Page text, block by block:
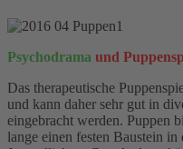
Psychodrama und
Das therapeutische
und kann daher sehr gut in
eingebracht werden. Puppen
lange einen festen Baustein